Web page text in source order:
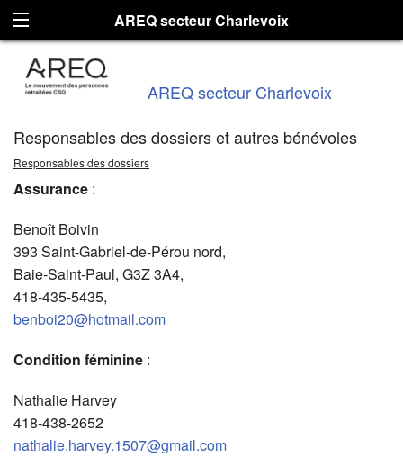
AREQ secteur Charlevoix
AREQ secteur Charlevoix
Responsables des dossiers et autres bénévoles
Responsables des dossiers
Assurance :
Benoît Boivin
393 Saint-Gabriel-de-Pérou nord,
Baie-Saint-Paul, G3Z 3A4,
418-435-5435,
benboi20@hotmail.com
Condition féminine :
Nathalie Harvey
418-438-2652
nathalie.harvey.1507@gmail.com